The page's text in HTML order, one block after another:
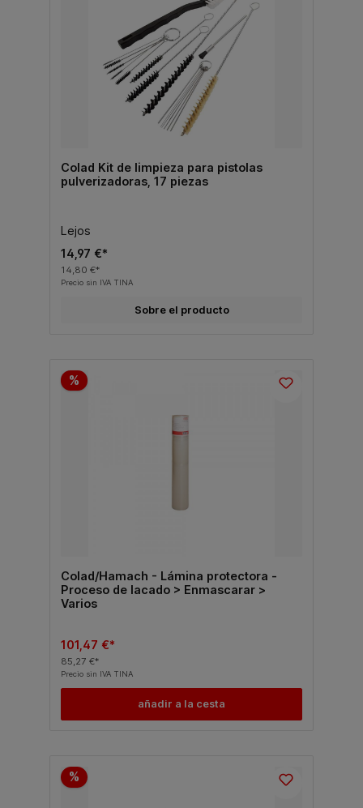
Colad Kit de limpieza para pistolas
pulverizadoras, 17 piezas
Lejos
14,97 €*
14,80 €*
Precio sin IVA TINA
Sobre el producto
%
Colad/Hamach - Lámina protectora -
Proceso de lacado > Enmascarar >
Varios
101,47 €*
85,27 €*
Precio sin IVA TINA
añadir a la cesta
%